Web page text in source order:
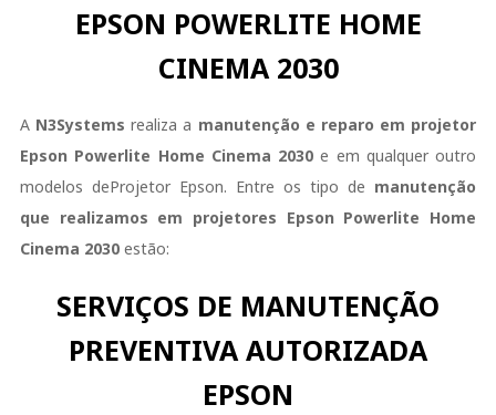
EPSON POWERLITE HOME
CINEMA 2030
A N3Systems realiza a manutenção e reparo em projetor
Epson Powerlite Home Cinema 2030 e em qualquer outro
modelos deProjetor Epson. Entre os tipo de manutenção
que realizamos em projetores EpsonPowerlite Home
Cinema 2030 estão:
SERVIÇOS DE MANUTENÇÃO
PREVENTIVA AUTORIZADA
EPSON